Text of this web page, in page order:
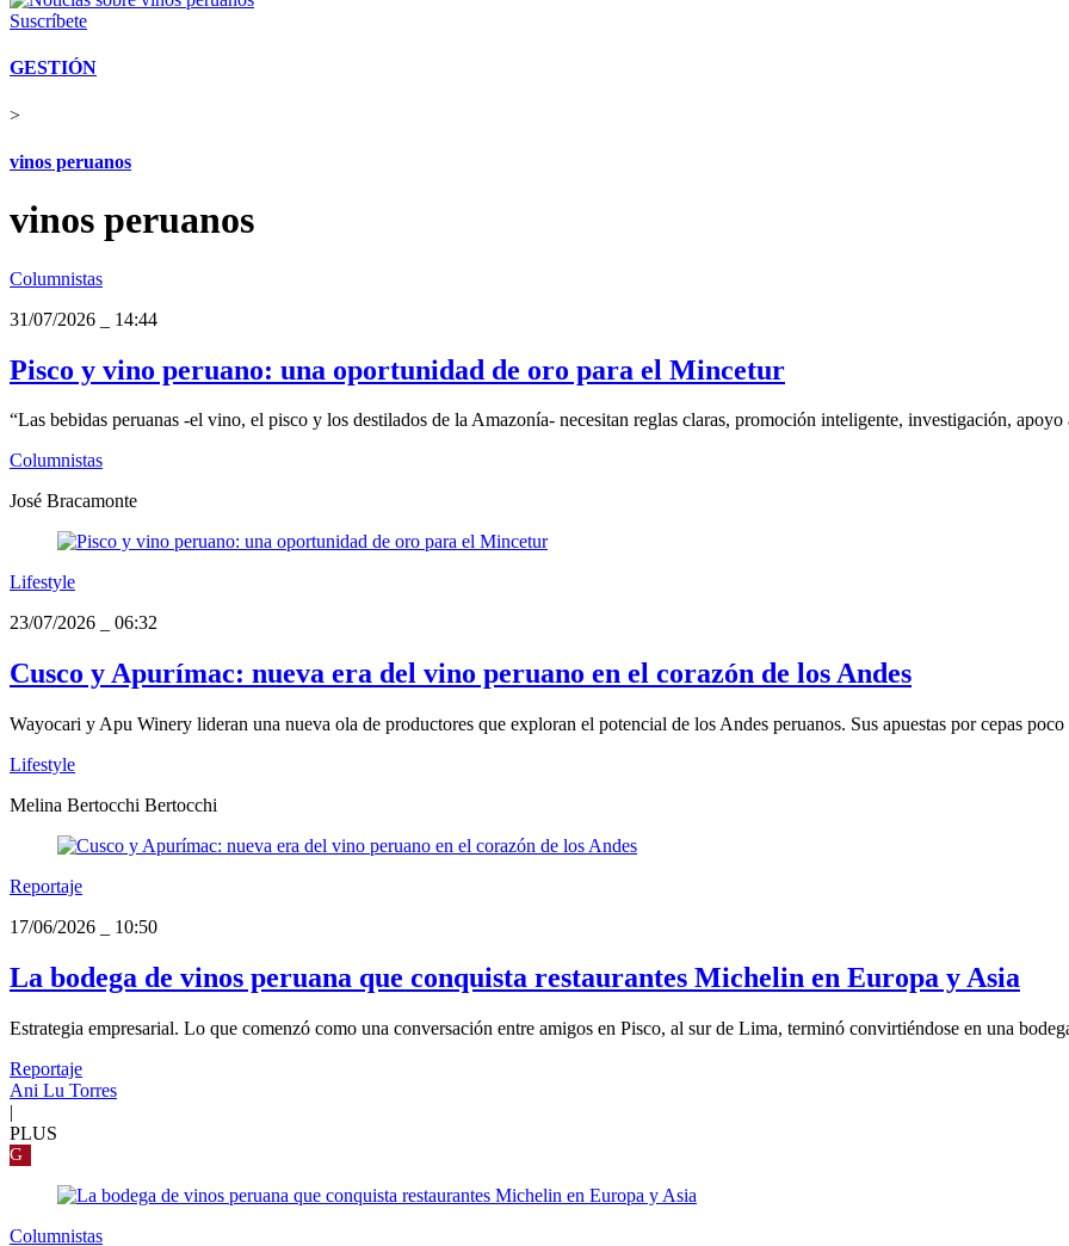
Suscríbete
GESTIÓN
>
vinos peruanos
vinos peruanos
Columnistas
31/07/2026
14:44
Pisco y vino peruano: una oportunidad de oro para el Mincetur
“Las bebidas peruanas -el vino, el pisco y los destilados de la Amazonía- necesitan reglas claras, promoción inteligente, investigación, apoyo
Columnistas
José Bracamonte
Lifestyle
23/07/2026
06:32
Cusco y Apurímac: nueva era del vino peruano en el corazón de los Andes
Wayocari y Apu Winery lideran una nueva ola de productores que exploran el potencial de los Andes peruanos. Sus apuestas por cepas
Lifestyle
Melina Bertocchi Bertocchi
Reportaje
17/06/2026
10:50
La bodega de vinos peruana que conquista restaurantes Michelin en Europa y Asia
Estrategia empresarial. Lo que comenzó como una conversación entre amigos en Pisco, al sur de Lima, terminó convirtiéndose en una
Reportaje
Ani Lu Torres
|
PLUS
G
Columnistas